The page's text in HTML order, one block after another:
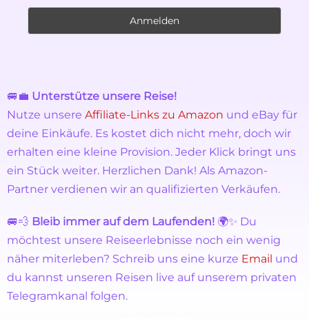
🚐💼 Unterstütze unsere Reise!
Nutze unsere Affiliate-Links zu Amazon und eBay für
deine Einkäufe. Es kostet dich nicht mehr, doch wir
erhalten eine kleine Provision. Jeder Klick bringt uns
ein Stück weiter. Herzlichen Dank! Als Amazon-
Partner verdienen wir an qualifizierten Verkäufen.
🚐💨 Bleib immer auf dem Laufenden! 🌍✨ Du
möchtest unsere Reiseerlebnisse noch ein wenig
näher miterleben? Schreib uns eine kurze Email und
du kannst unseren Reisen live auf unserem privaten
Telegramkanal folgen.